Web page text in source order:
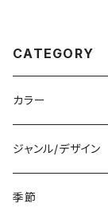
CATEGORY
カラー
白
黒
ジャンル/デザイン
シンプル
季節